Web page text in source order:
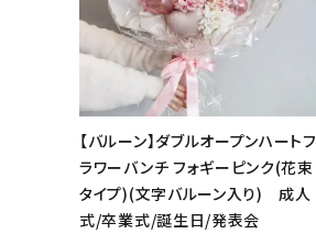
【バルーン】ダブルオープンハートフ
ラワーバンチ フォギーピンク(花束
タイプ)(文字バルーン入り) 成人
式/卒業式/誕生日/発表会